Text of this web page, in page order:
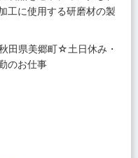
工に使用する研磨材の製
田県美郷町☆土日休み・
のお仕事